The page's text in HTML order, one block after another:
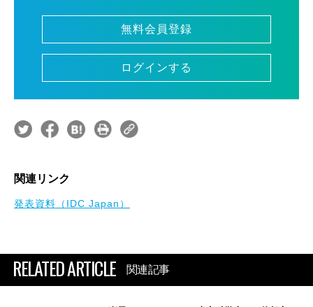
無料会員登録
ログインする
関連リンク
発表資料（IDC Japan）
RELATED ARTICLE 関連記事